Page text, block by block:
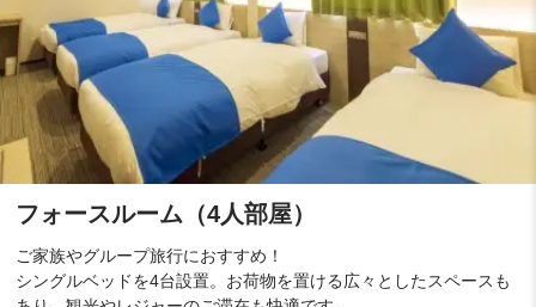
フォースルーム（4人部屋）
ご家族やグループ旅行におすすめ！
シングルベッドを4台設置。お荷物を置ける広々としたスペースも